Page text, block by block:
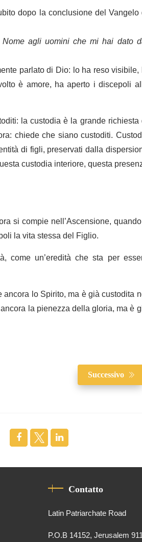
dopo la conclusione del
agli uomini che mi hai dato
parlato di Dio: lo ha reso
è amore, ha aperto i discepoli
la custodia è la grande richiesta
chiede che siano custoditi.
di figli, preservati dalla
custodia interiore, questa
si compie nell’Ascensione,
la vita stessa del Figlio.
un’eredità che sta per
lo Spirito, ma è già custodita
la pienezza della gloria, ma è
Successivo
Contatto
Latin Patriarchate Road
P.O.B 14152, Jerusalem